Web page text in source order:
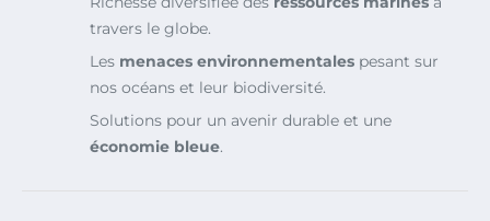
travers le globe.
Les menaces environnementales pesant sur
nos océans et leur biodiversité.
Solutions pour un avenir durable et une
économie bleue.